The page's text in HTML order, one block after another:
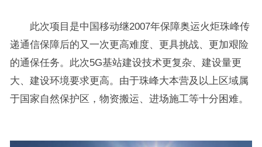
此次项目是中国移动继2007年保障奥运火炬珠峰传
递通信保障后的又一次更高难度、更具挑战、更加艰险
的通保任务。此次5G基站建设技术更复杂、建设量更
大、建设环境要求更高。由于珠峰大本营及以上区域属
于国家自然保护区，物资搬运、进场施工等十分困难。